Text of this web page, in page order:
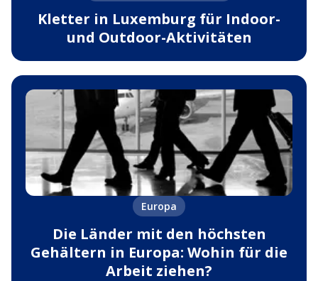
Kletter in Luxemburg für Indoor-
und Outdoor-Aktivitäten
Europa
Die Länder mit den höchsten
Gehältern in Europa: Wohin für die
Arbeit ziehen?